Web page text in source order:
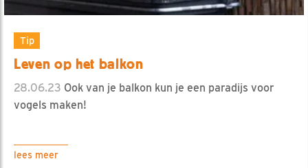
Tip
Leven op het balkon
28.06.23 Ook van je balkon kun je een paradijs voor
vogels maken!
lees meer